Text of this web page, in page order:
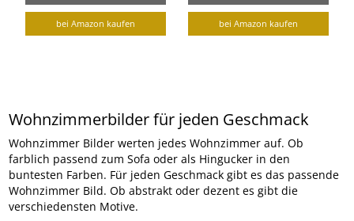
bei Amazon kaufen bei Amazon kaufen
Wohnzimmerbilder für jeden Geschmack
Wohnzimmer Bilder werten jedes Wohnzimmer auf. Ob
farblich passend zum Sofa oder als Hingucker in den
buntesten Farben. Für jeden Geschmack gibt es das passende
Wohnzimmer Bild. Ob abstrakt oder dezent es gibt die
verschiedensten Motive.